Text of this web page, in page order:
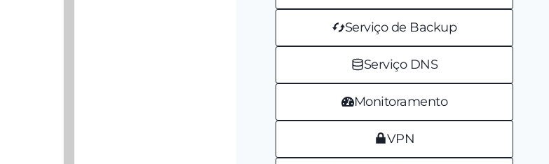
Serviço de Backup
Serviço DNS
Monitoramento
VPN